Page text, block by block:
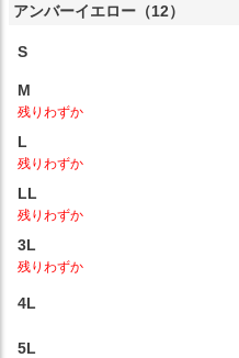
アンバーイエロー（12）
S
M
残りわずか
L
残りわずか
LL
残りわずか
3L
残りわずか
4L
5L